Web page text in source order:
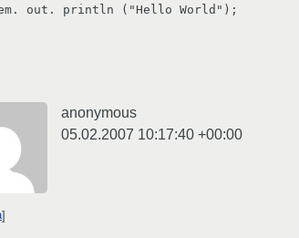
out. println ("Hello World");
anonymous
05.02.2007 10:17:40 +00:00